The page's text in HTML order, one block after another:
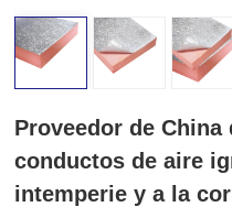
Proveedor de China
conductos de aire
intemperie y a la